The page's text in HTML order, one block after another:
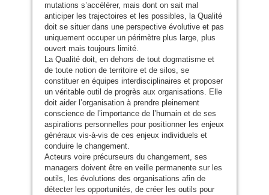
mutations s’accélérer, mais dont on sait mal
anticiper les trajectoires et les possibles, la Qualité
doit se situer dans une perspective évolutive et pas
uniquement occuper un périmètre plus large, plus
ouvert mais toujours limité.
La Qualité doit, en dehors de tout dogmatisme et
de toute notion de territoire et de silos, se
constituer en équipes interdisciplinaires et proposer
un véritable outil de progrès aux organisations. Elle
doit aider l’organisation à prendre pleinement
conscience de l’importance de l’humain et de ses
aspirations personnelles pour positionner les enjeux
généraux vis-à-vis de ces enjeux individuels et
conduire le changement.
Acteurs voire précurseurs du changement, ses
managers doivent être en veille permanente sur les
outils, les évolutions des organisations afin de
détecter les opportunités, de créer les outils pour